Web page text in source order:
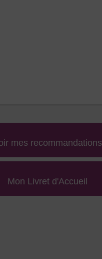
mes recommandations
Mon Livret d'Accueil